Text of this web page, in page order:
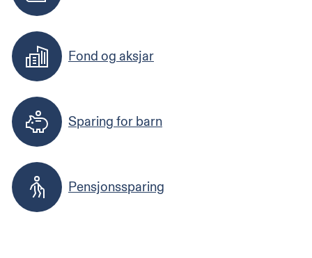
Fond og aksjar
Sparing for barn
Pensjonssparing